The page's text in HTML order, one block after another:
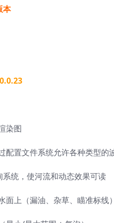
本
染图
配置文件系统允许各种类型的
系统，使河流和动态效果可读
面上（漏油、杂草、瞄准标线